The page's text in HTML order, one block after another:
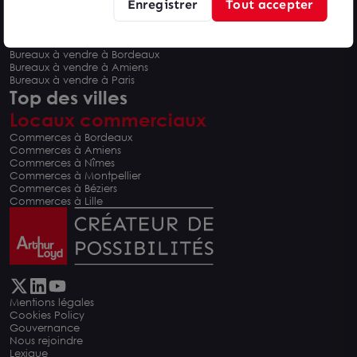
Bureaux à vendre à Montpellier
Bureaux à vendre à Bordeaux
Bureaux à vendre à Amiens
Bureaux à vendre à Paris
Top des villes
Locaux commerciaux
Commerces à Bordeaux
Commerces à Amiens
Commerces à Nîmes
Commerces à Montpellier
Commerces à Béziers
Commerces à Lille
Mentions légales
Cookies Policy
Gouvernance
Nous rejoindre
Lexique
Enregistrer Tout accepter